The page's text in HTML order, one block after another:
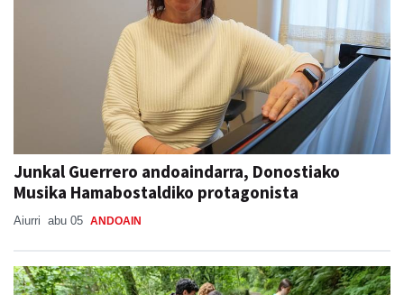
Junkal Guerrero andoaindarra, Donostiako
Musika Hamabostaldiko protagonista
Aiurri abu 05 ANDOAIN